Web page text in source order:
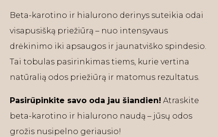
Beta-karotino ir hialurono derinys suteikia odai
visapusišką priežiūrą – nuo intensyvaus
drėkinimo iki apsaugos ir jaunatviško spindesio.
Tai tobulas pasirinkimas tiems, kurie vertina
natūralią odos priežiūrą ir matomus rezultatus.
Pasirūpinkite savo oda jau šiandien! Atraskite
beta-karotino ir hialurono naudą – jūsų odos
grožis nusipelno geriausio!